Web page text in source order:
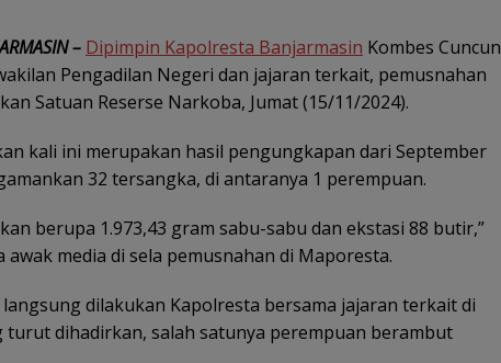
– Dipimpin Kapolresta Banjarmasin Kombes Cuncun
Pengadilan Negeri dan jajaran terkait, pemusnahan
Satuan Reserse Narkoba, Jumat (15/11/2024).
kali ini merupakan hasil pengungkapan dari September
32 tersangka, di antaranya 1 perempuan.
berupa 1.973,43 gram sabu-sabu dan ekstasi 88 butir,”
awak media di sela pemusnahan di Maporesta.
dilakukan Kapolresta bersama jajaran terkait di
turut dihadirkan, salah satunya perempuan berambut